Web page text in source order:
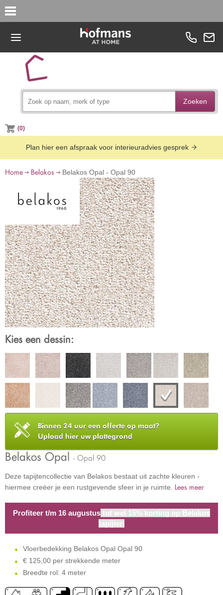
Zoeken
(0)
Plan hier een afspraak voor interieuradvies gesprek
Home Belakos Belakos Opal - Opal 90
Kies een dessin:
Binnen 24 uur een offerte op maat?
Upload hier uw plattegrond
Belakos Opal - Opal 90
Deze tapijtencollectie van Belakos bestaat uit zachte kleuren -
hiermee creëer je een rustgevende sfeer in je ruimte. Lees meer
Profiteer t/m 16 augustus tot wel 15% korting op Belakos
tapijten
Vloerbedekking Belakos Opal Opal 90
€ 125,00 per strekkende meter
Breedte rol: 4 meter